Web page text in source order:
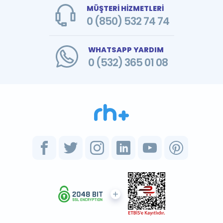
MÜŞTERİ HİZMETLERİ
0 (850) 532 74 74
WHATSAPP YARDIM
0 (532) 365 01 08